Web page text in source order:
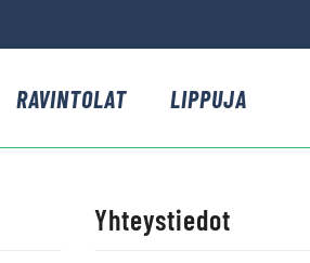
RAVINTOLAT LIPPUJA
Yhteystiedot